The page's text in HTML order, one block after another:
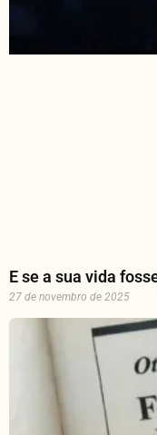
E se a sua vida
27 de novembro de 2025